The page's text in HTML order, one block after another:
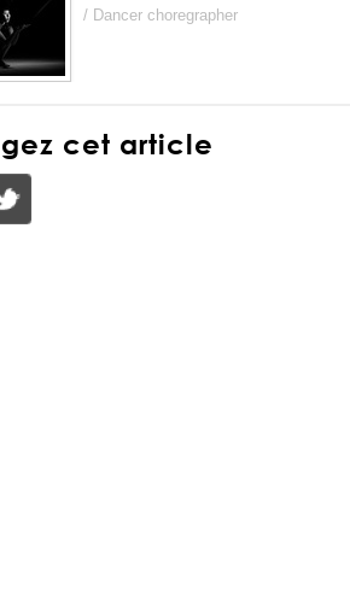
/ Dancer choregrapher
cet article